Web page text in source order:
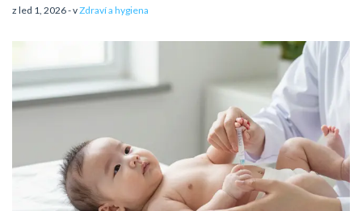
z led 1, 2026 - vZdraví a hygiena